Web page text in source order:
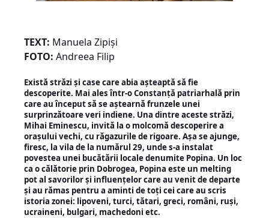
TEXT: Manuela Zipiși
FOTO: Andreea Filip
Există străzi și case care abia așteaptă să fie
descoperite. Mai ales într-o Constanță patriarhală prin
care au început să se aștearnă frunzele unei
surprinzătoare veri indiene. Una dintre aceste străzi,
Mihai Eminescu, invită la o molcomă descoperire a
orașului vechi, cu răgazurile de rigoare. Așa se ajunge,
firesc, la vila de la numărul 29, unde s-a instalat
povestea unei bucătării locale denumite Popina. Un loc
ca o călătorie prin Dobrogea, Popina este un melting
pot al savorilor și influențelor care au venit de departe
și au rămas pentru a aminti de toți cei care au scris
istoria zonei: lipoveni, turci, tătari, greci, români, ruși,
ucraineni, bulgari, machedoni etc.